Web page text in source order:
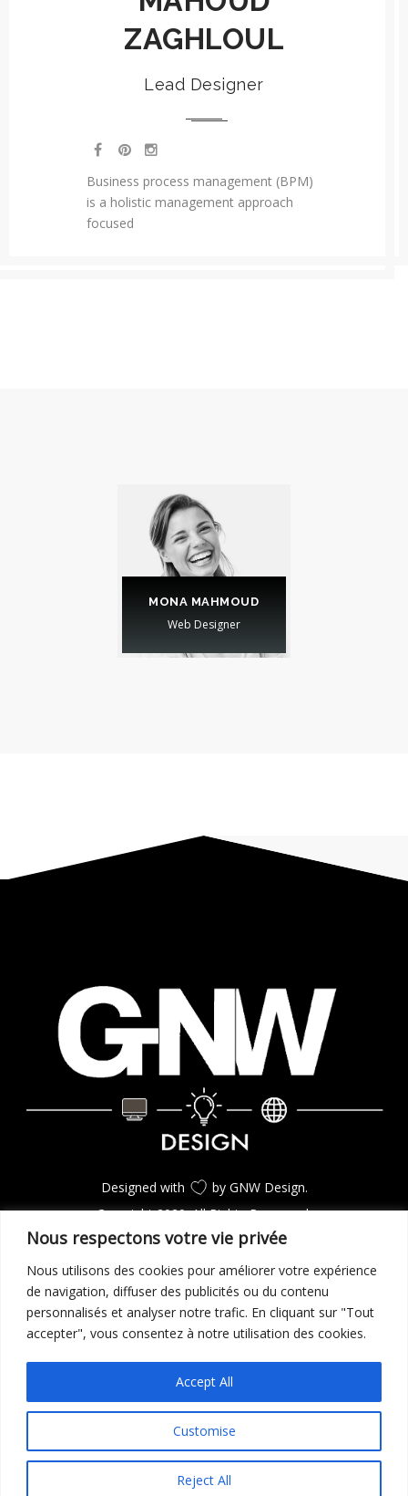
Nous respectons votre vie privée
Nous utilisons des cookies pour améliorer votre expérience
de navigation, diffuser des publicités ou du contenu
personnalisés et analyser notre trafic. En cliquant sur "Tout
accepter", vous consentez à notre utilisation des cookies.
Customise
Reject All
Accept All
ZAGHLOUL
Lead Designer
Business process management (BPM)
is a holistic management approach
focused
MONA MAHMOUD
Designed with
by GNW Design.
Copyright 2020. All Rights Reserverd.
CONSULTEZ LES PROJETS